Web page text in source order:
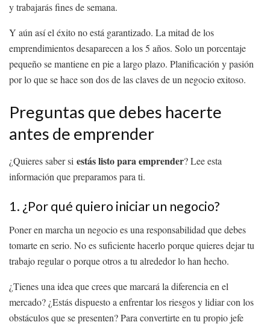
y trabajarás fines de semana.
Y aún así el éxito no está garantizado. La mitad de los
emprendimientos desaparecen a los 5 años. Solo un porcentaje
pequeño se mantiene en pie a largo plazo. Planificación y pasión
por lo que se hace son dos de las claves de un negocio exitoso.
Preguntas que debes hacerte
antes de emprender
¿Quieres saber si estás listo para emprender? Lee esta
información que preparamos para ti.
1. ¿Por qué quiero iniciar un negocio?
Poner en marcha un negocio es una responsabilidad que debes
tomarte en serio. No es suficiente hacerlo porque quieres dejar tu
trabajo regular o porque otros a tu alrededor lo han hecho.
¿Tienes una idea que crees que marcará la diferencia en el
mercado? ¿Estás dispuesto a enfrentar los riesgos y lidiar con los
obstáculos que se presenten? Para convertirte en tu propio jefe